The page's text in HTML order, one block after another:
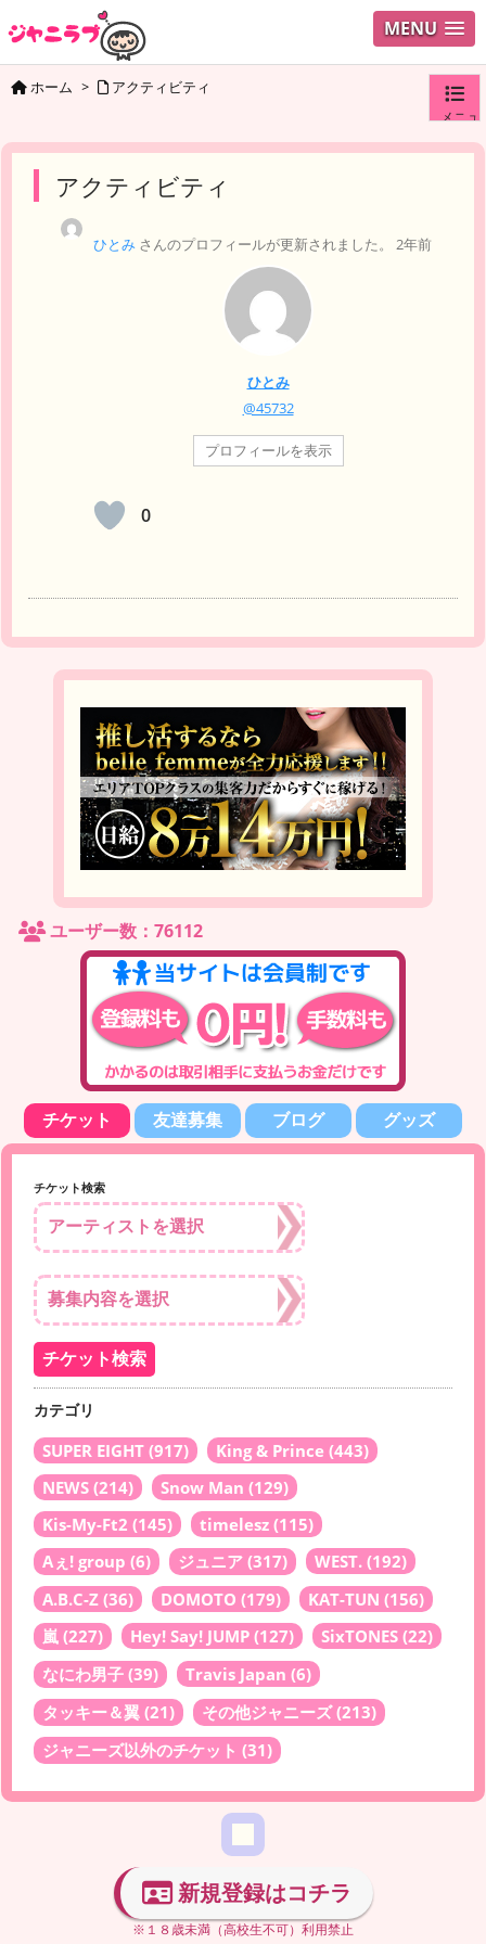
MENU
メニュ
ホーム > アクティビティ
アクティビティ
ひとみ さんのプロフィールが更新されました。 2年前
ひとみ
@45732
プロフィールを表示
0
ユーザー数：76112
チケット 友達募集 ブログ グッズ
チケット検索
カテゴリ
SUPER EIGHT (917) King & Prince (443)
NEWS (214) Snow Man (129)
Kis-My-Ft2 (145) timelesz (115)
Aぇ! group (6) ジュニア (317) WEST. (192)
A.B.C-Z (36) DOMOTO (179) KAT-TUN (156)
嵐 (227) Hey! Say! JUMP (127) SixTONES (22)
なにわ男子 (39) Travis Japan (6)
タッキー＆翼 (21) その他ジャニーズ(213)
ジャニーズ以外のチケット (31)
新規登録はコチラ
※１８歳未満（高校生不可）利用禁止